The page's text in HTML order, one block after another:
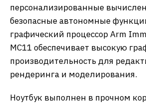
персонализированные
безопасные автономные
графический процессор Arm
MC11 обеспечивает высокую
производительность для
рендеринга и моделирования.
Ноутбук выполнен в прочном